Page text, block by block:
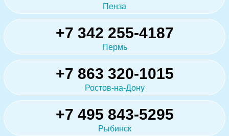
Пенза
+7 342 255-4187
Пермь
+7 863 320-1015
Ростов-на-Дону
+7 495 843-5295
Рыбинск